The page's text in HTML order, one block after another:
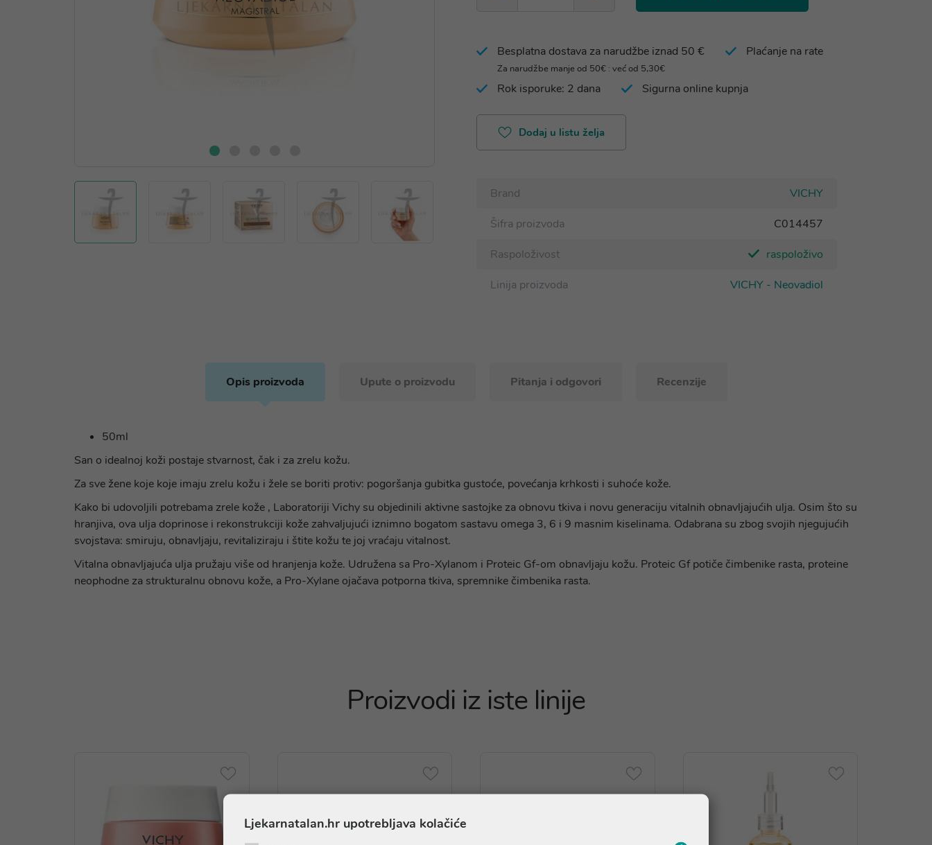
Besplatna dostava za narudžbe iznad 50 €
Za narudžbe manje od 50€ : već od 5,30€
Plaćanje na rate
Rok isporuke: 2 dana Sigurna online kupnja
Dodaj u listu želja
Brand
VICHY
Šifra proizvoda
C014457
Raspoloživost
raspoloživo
Linija proizvoda
VICHY - Neovadiol
Opis proizvoda Upute o proizvodu Pitanja i odgovori Recenzije
50ml
San o idealnoj koži postaje stvarnost, čak i za zrelu kožu.
Za sve žene koje koje imaju zrelu kožu i žele se boriti protiv: pogoršanja gubitka gustoće, povećanja krhkosti i suhoće kože.
Kako bi udovoljili potrebama zrele kože , Laboratoriji Vichy su objedinili aktivne sastojke za obnovu tkiva i novu generaciju vitalnih obnavljajućih ulja. Osim što su
hranjiva, ova ulja doprinose i rekonstrukciji kože zahvaljujući iznimno bogatom sastavu omega 3, 6 i 9 masnim kiselinama. Odabrana su zbog svojih njegujućih
svojstava: smiruju, obnavljaju, revitaliziraju i štite kožu te joj vraćaju vitalnost.
Vitalna obnavljajuća ulja pružaju više od hranjenja kože. Udružena sa Pro-Xylanom i Proteic Gf-om obnavljaju kožu. Proteic Gf potiče čimbenike rasta, proteine
neophodne za strukturalnu obnovu kože, a Pro-Xylane ojačava potporna tkiva, spremnike čimbenika rasta.
Proizvodi iz iste linije
Ljekarnatalan.hr upotrebljava kolačiće